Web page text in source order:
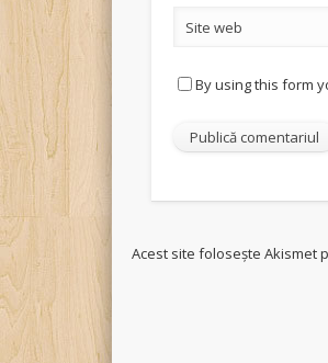
Site web
By using this form
Acest site folosește Akismet